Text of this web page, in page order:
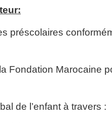
préscolaires
Fondation Marocaine
de l’enfant à travers :